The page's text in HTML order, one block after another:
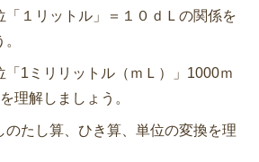
「１リットル」＝１０ｄＬの関係を
「1ミリリットル（ｍＬ）」1000ｍ
理解しましょう。
のたし算、ひき算、単位の変換を理